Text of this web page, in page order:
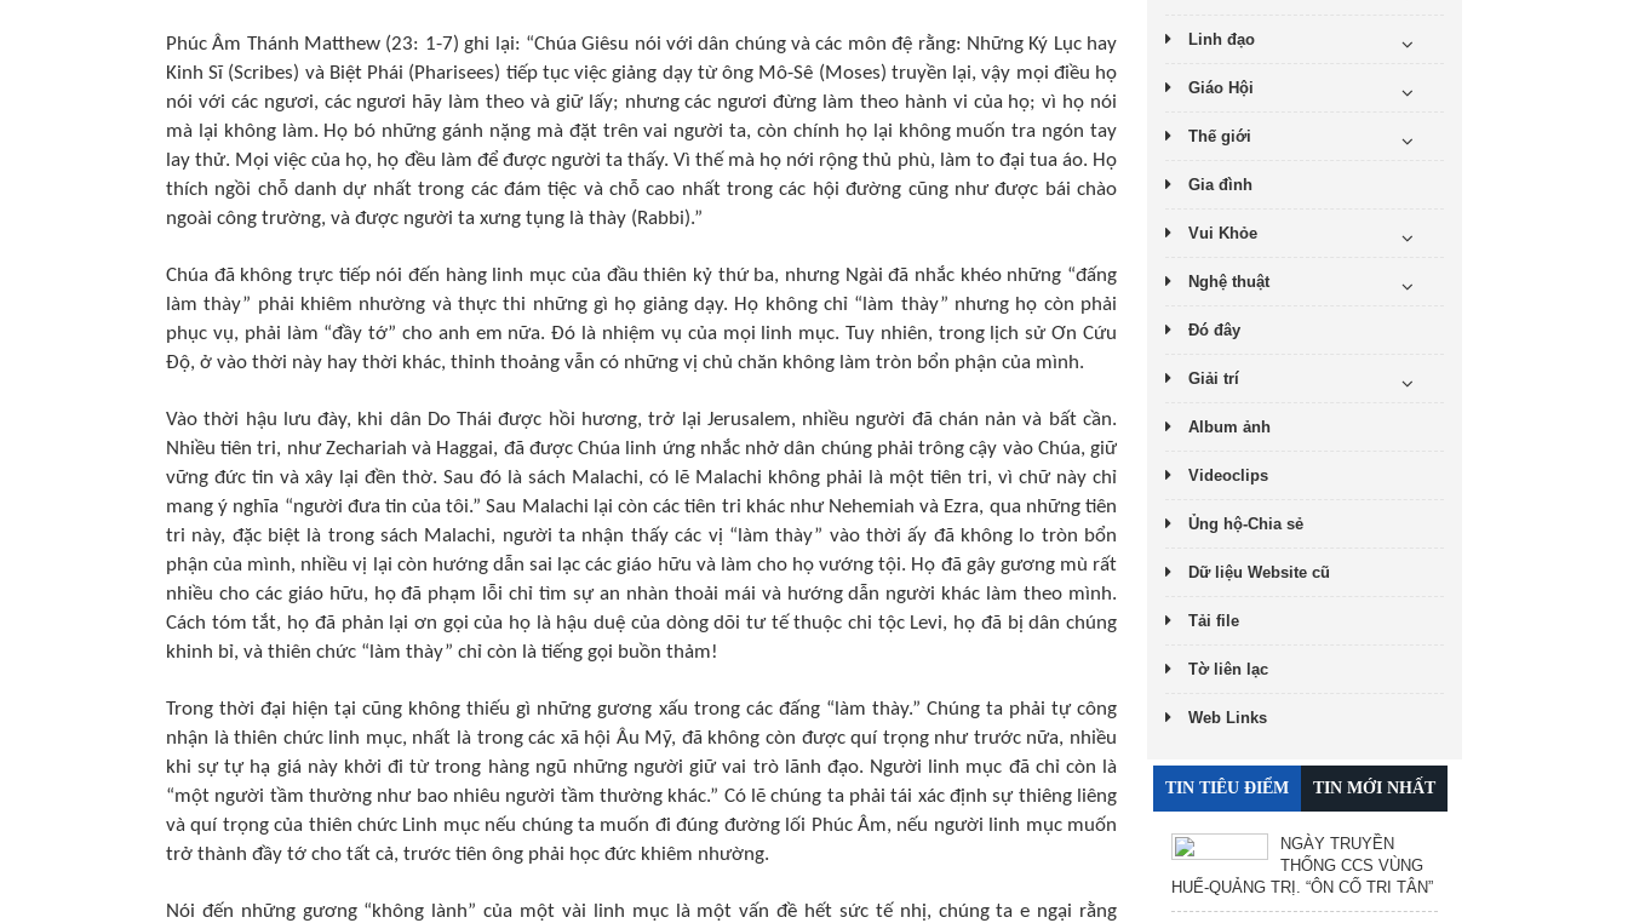
Phúc Âm Thánh Matthew (23: 1-7) ghi lại: “Chúa Giêsu nói với dân chúng và các môn đệ rằng: Những Ký Lục hay
Kinh Sĩ (Scribes) và Biệt Phái (Pharisees) tiếp tục việc giảng dạy từ ông Mô-Sê (Moses) truyền lại, vậy mọi điều họ
nói với các ngươi, các ngươi hãy làm theo và giữ lấy; nhưng các ngươi đừng làm theo hành vi của họ; vì họ nói
mà lại không làm. Họ bó những gánh nặng mà đặt trên vai người ta, còn chính họ lại không muốn tra ngón tay
lay thử. Mọi việc của họ, họ đều làm để được người ta thấy. Vì thế mà họ nới rộng thủ phù, làm to đại tua áo. Họ
thích ngồi chỗ danh dự nhất trong các đám tiệc và chỗ cao nhất trong các hội đường cũng như được bái chào
ngoài công trường, và được người ta xưng tụng là thày (Rabbi).”
Chúa đã không trực tiếp nói đến hàng linh mục của đầu thiên kỷ thứ ba, nhưng Ngài đã nhắc khéo những “đấng
làm thày” phải khiêm nhường và thực thi những gì họ giảng dạy. Họ không chỉ “làm thày” nhưng họ còn phải
phục vụ, phải làm “đầy tớ” cho anh em nữa. Ðó là nhiệm vụ của mọi linh mục. Tuy nhiên, trong lịch sử Ơn Cứu
Ðộ, ở vào thời này hay thời khác, thỉnh thoảng vẫn có những vị chủ chăn không làm tròn bổn phận của mình.
Vào thời hậu lưu đày, khi dân Do Thái được hồi hương, trở lại Jerusalem, nhiều người đã chán nản và bất cần.
Nhiều tiên tri, như Zechariah và Haggai, đã được Chúa linh ứng nhắc nhở dân chúng phải trông cậy vào Chúa, giữ
vững đức tin và xây lại đền thờ. Sau đó là sách Malachi, có lẽ Malachi không phải là một tiên tri, vì chữ này chỉ
mang ý nghĩa “người đưa tin của tôi.” Sau Malachi lại còn các tiên tri khác như Nehemiah và Ezra, qua những tiên
tri này, đặc biệt là trong sách Malachi, người ta nhận thấy các vị “làm thày” vào thời ấy đã không lo tròn bổn
phận của mình, nhiều vị lại còn hướng dẫn sai lạc các giáo hữu và làm cho họ vướng tội. Họ đã gây gương mù rất
nhiều cho các giáo hữu, họ đã phạm lỗi chỉ tìm sự an nhàn thoải mái và hướng dẫn người khác làm theo mình.
Cách tóm tắt, họ đã phản lại ơn gọi của họ là hậu duệ của dòng dõi tư tế thuộc chi tộc Levi, họ đã bị dân chúng
khinh bỉ, và thiên chức “làm thày” chỉ còn là tiếng gọi buồn thảm!
Trong thời đại hiện tại cũng không thiếu gì những gương xấu trong các đấng “làm thày.” Chúng ta phải tự công
nhận là thiên chức linh mục, nhất là trong các xã hội Âu Mỹ, đã không còn được quí trọng như trước nữa, nhiều
khi sự tự hạ giá này khởi đi từ trong hàng ngũ những người giữ vai trò lãnh đạo. Người linh mục đã chỉ còn là
“một người tầm thường như bao nhiêu người tầm thường khác.” Có lẽ chúng ta phải tái xác định sự thiêng liêng
và quí trọng của thiên chức Linh mục nếu chúng ta muốn đi đúng đường lối Phúc Âm, nếu người linh mục muốn
trở thành đầy tớ cho tất cả, trước tiên ông phải học đức khiêm nhường.
Nói đến những gương “không lành” của một vài linh mục là một vấn đề hết sức tế nhị, chúng ta e ngại rằng
Linh đạo
Giáo Hội
Thế giới
Gia đình
Vui Khỏe
Nghệ thuật
Đó đây
Giải trí
Album ảnh
Videoclips
Ủng hộ-Chia sẻ
Dữ liệu Website cũ
Tải file
Tờ liên lạc
Web Links
TIN TIÊU ĐIỂM TIN MỚI NHẤT
NGÀY TRUYỀN
THỐNG CCS VÙNG
HUẾ-QUẢNG TRỊ. “ÔN CỐ TRI TÂN”